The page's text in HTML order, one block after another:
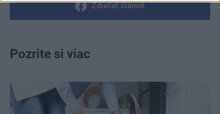
Zdieľať článok
Pozrite si viac